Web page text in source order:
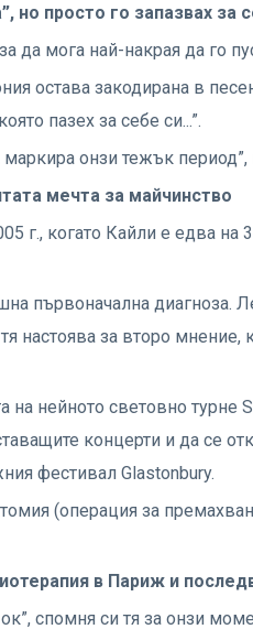
но просто го запазвах за
да мога най-накрая да го
остава закодирана в
пазех за себе си...”.
онзи тежък период”,
мечта за майчинство
г., когато Кайли е едва на
първоначална диагноза.
настоява за второ
на нейното световно турне
концерти и да се
фестивал Glastonbury.
(операция за
в Париж и
спомня си тя за онзи